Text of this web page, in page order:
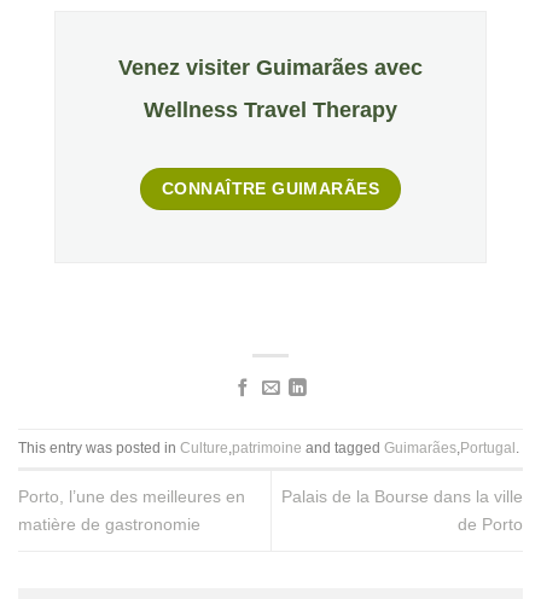
Venez visiter Guimarães avec
Wellness Travel Therapy
CONNAÎTRE GUIMARÃES
This entry was posted in Culture patrimoine and tagged Guimarães Portugal
Porto, l’une des meilleures en
matière de gastronomie
Palais de la Bourse dans la ville
de Porto